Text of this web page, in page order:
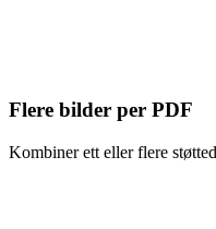
Flere bilder per PDF
Kombiner ett eller flere